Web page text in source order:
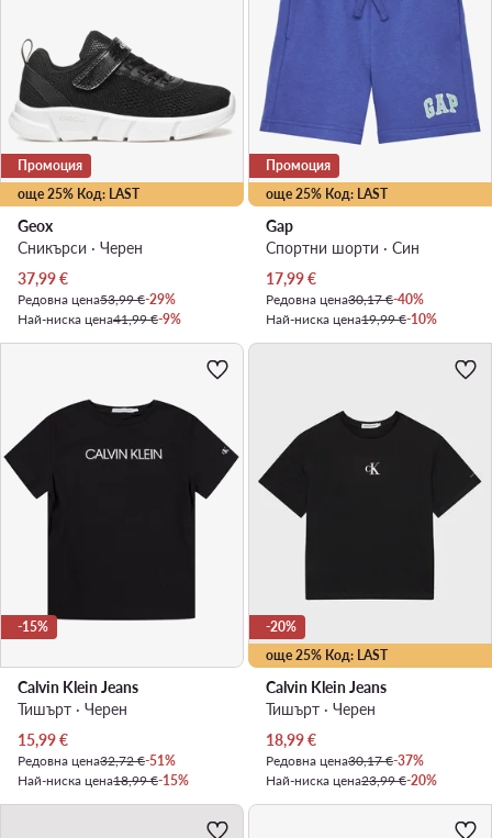
още 25% Код: LAST
Промоция
Geox
Сникърси · Черен
Актуална цена
37,99€
Редовна цена53,99 €-29%
Най-ниска цена41,99 €-9%
още 25% Код: LAST
Промоция
Gap
Спортни шорти · Син
Актуална цена
17,99€
Редовна цена30,17 €-40%
Най-ниска цена19,99 €-10%
-15%
Calvin Klein Jeans
Тишърт · Черен
Актуална цена
15,99€
Редовна цена32,72 €-51%
Най-ниска цена18,99 €-15%
още 25% Код: LAST
-20%
Calvin Klein Jeans
Тишърт · Черен
Актуална цена
18,99€
Редовна цена30,17 €-37%
Най-ниска цена23,99 €-20%